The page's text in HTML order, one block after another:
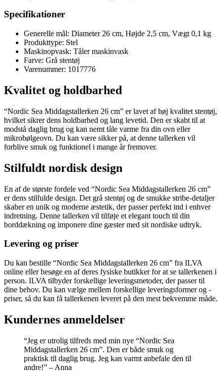
Specifikationer
Generelle mål: Diameter 26 cm, Højde 2,5 cm, Vægt 0,1 kg
Produkttype: Stel
Maskinopvask: Tåler maskinvask
Farve: Grå stentøj
Varenummer: 1017776
Kvalitet og holdbarhed
“Nordic Sea Middagstallerken 26 cm” er lavet af høj kvalitet stentøj,
hvilket sikrer dens holdbarhed og lang levetid. Den er skabt til at
modstå daglig brug og kan nemt tåle varme fra din ovn eller
mikrobølgeovn. Du kan være sikker på, at denne tallerken vil
forblive smuk og funktionel i mange år fremover.
Stilfuldt nordisk design
En af de største fordele ved “Nordic Sea Middagstallerken 26 cm”
er dens stilfulde design. Det grå stentøj og de smukke stribe-detaljer
skaber en unik og moderne æstetik, der passer perfekt ind i enhver
indretning. Denne tallerken vil tilføje et elegant touch til din
borddækning og imponere dine gæster med sit nordiske udtryk.
Levering og priser
Du kan bestille “Nordic Sea Middagstallerken 26 cm” fra ILVA
online eller besøge en af deres fysiske butikker for at se tallerkenen i
person. ILVA tilbyder forskellige leveringsmetoder, der passer til
dine behov. Du kan vælge mellem forskellige leveringsformer og -
priser, så du kan få tallerkenen leveret på den mest bekvemme måde.
Kundernes anmeldelser
“Jeg er utrolig tilfreds med min nye “Nordic Sea
Middagstallerken 26 cm”. Den er både smuk og
praktisk til daglig brug. Jeg kan varmt anbefale den til
andre!” – Anna